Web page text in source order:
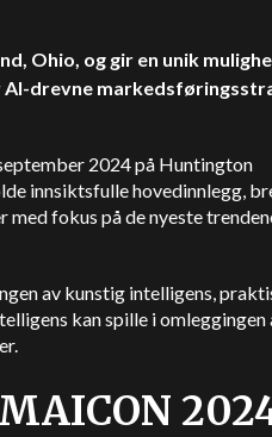
Ohio, og gir en unik
AI-drevne
2024 på Huntington
innsiktsfulle hovedinnlegg,
fokus på de nyeste
av kunstig intelligens,
kan spille i omleggingen